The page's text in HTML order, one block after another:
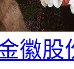
徽股